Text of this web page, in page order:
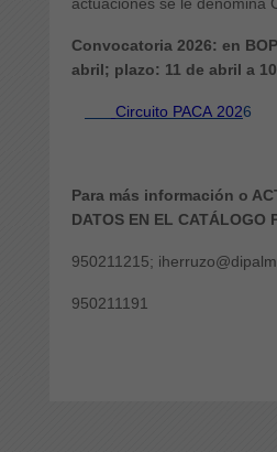
Convocatoria 2026: en
abril; plazo: 11 de abril a
Circuito PACA 2026
Para más información o
DATOS EN EL CATÁLOGO
950211215;
950211191